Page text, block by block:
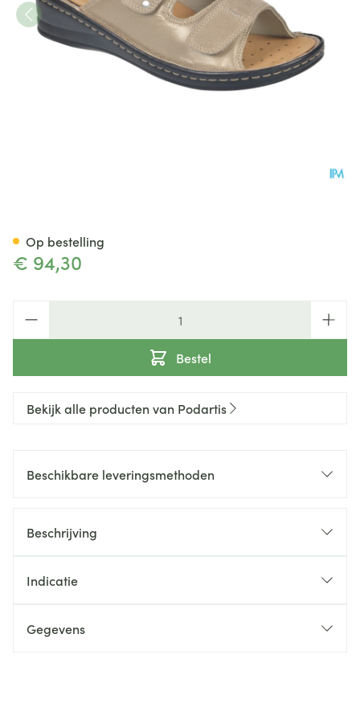
€ 94,30
Bestel
Op bestelling
Bekijk alle producten van Podartis
Beschikbare leveringsmethoden
Beschrijving
Indicatie
Gegevens